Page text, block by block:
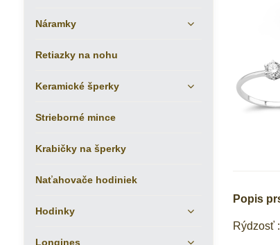
Popis
Rýdzosť
Náramky
Retiazky na nohu
Keramické šperky
Strieborné mince
Krabičky na šperky
Naťahovače hodiniek
Hodinky
Longines